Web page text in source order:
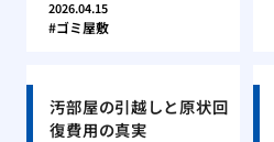
2026.04.15
ゴミ屋敷
汚部屋の引越しと原状回
復費用の真実